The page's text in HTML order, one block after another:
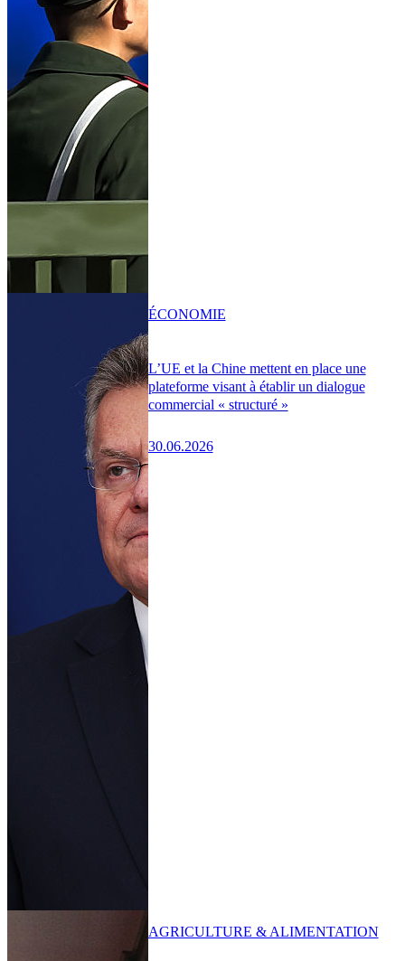
L’UE et la Chine mettent en place une
plateforme visant à établir un dialogue
commercial « structuré »
30.06.2026
ÉCONOMIE
AGRICULTURE & ALIMENTATION